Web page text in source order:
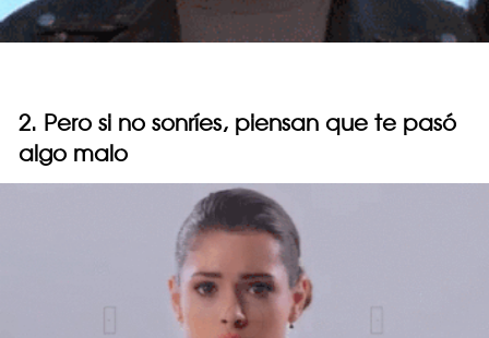
2. Pero si no sonríes, piensan que te pasó
algo malo